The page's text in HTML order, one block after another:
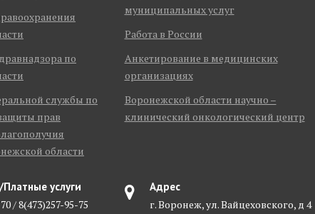
по
службы по
прав
области
муниципальных услуг
Работа в России
Анкетирование в медицинских
организациях
Воронежской области научно –
клинический онкологический центр
услуги
/ 8(473)257-95-75
Адрес
г. Воронеж, ул. Вайцеховского, д 4